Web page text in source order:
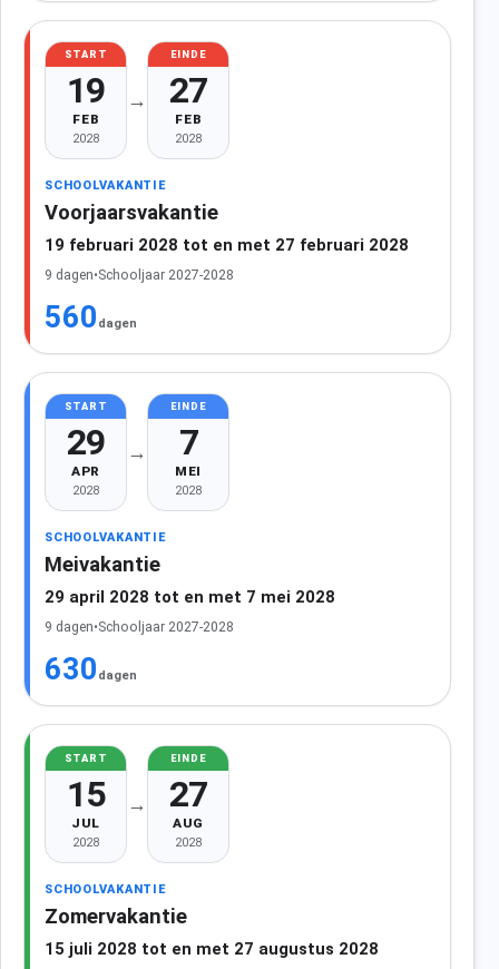
START
19
FEB
2028
→
EINDE
27
FEB
2028
SCHOOLVAKANTIE
Voorjaarsvakantie
19 februari 2028 tot en met 27 februari 2028
9 dagen•Schooljaar 2027-2028
560 dagen
START
29
APR
2028
→
EINDE
7
MEI
2028
SCHOOLVAKANTIE
Meivakantie
29 april 2028 tot en met 7 mei 2028
9 dagen•Schooljaar 2027-2028
630 dagen
START
15
JUL
2028
→
EINDE
27
AUG
2028
SCHOOLVAKANTIE
Zomervakantie
15 juli 2028 tot en met 27 augustus 2028